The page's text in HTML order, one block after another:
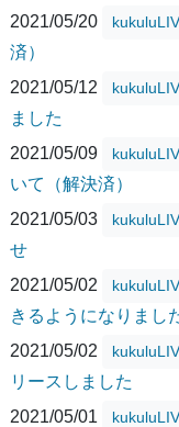
2021/05/20
済）
2021/05/12
ました
2021/05/09
いて（解決済）
2021/05/03
せ
2021/05/02
きるようになりまし
2021/05/02
リースしました
2021/05/01